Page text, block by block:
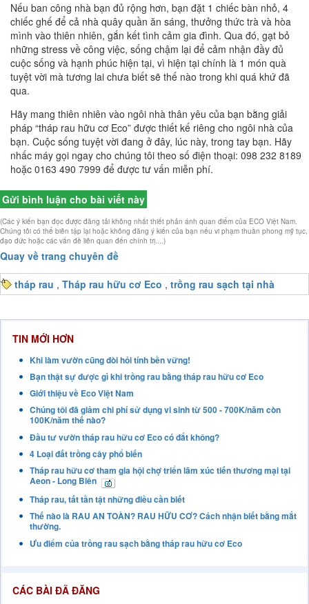
Nếu ban công nhà bạn đủ rộng hơn, bạn đặt 1 chiếc bàn nhỏ, 4
chiếc ghế để cả nhà quây quần ăn sáng, thưởng thức trà và hòa
mình vào thiên nhiên, gắn kết tình cảm gia đình. Qua đó, gạt bỏ
những stress về công việc, sống chậm lại để cảm nhận đầy đủ
cuộc sống và hạnh phúc hiện tại, vì hiện tại chính là 1 món quà
tuyệt vời mà tương lai chưa biết sẽ thế nào trong khi quá khứ đã
qua.
Hãy mang thiên nhiên vào ngôi nhà thân yêu của bạn bằng giải
pháp “tháp rau hữu cơ Eco” được thiết kế riêng cho ngôi nhà của
bạn. Cuộc sống tuyệt vời đang ở đây, lúc này, trong tay bạn. Hãy
nhấc máy gọi ngay cho chúng tôi theo số điện thoại: 098 232 8189
hoặc 0163 490 7999 để được tư vấn miễn phí.
Gửi bình luận cho bài viết này
(Các ý kiến bạn đọc được đăng tải không nhất thiết phản ánh quan điểm của ECO Việt Nam.
Chúng tôi có thể biên tập lại hoặc không đăng ý kiến của bạn nếu vi phạm thuần phong mỹ tục,
đạo đức hoặc các vấn đề liên quan đến chính trị....)
Quay về trang chuyên đề
tháp rau , Tháp rau hữu cơ Eco , trồng rau sạch tại nhà
TIN MỚI HƠN
Khi làm vườn cũng đòi hỏi tính bền vững!
Bạn thật sự được gì khi trồng rau bằng tháp rau hữu cơ Eco
Giới thiệu về Eco Việt Nam
Chúng tôi đã giảm chi phí sử dụng vi sinh từ 500 - 700K/năm còn
100K/năm thế nào?
Đầu tư vườn tháp rau hữu cơ Eco có đắt không?
4 Loại đất trồng cây phổ biến
Tháp rau hữu cơ tham gia hội chợ triển lãm xúc tiến thương mại tại
Aeon - Long Biên
Tháp rau, tất tần tật những điều cần biết
Thế nào là RAU AN TOÀN? RAU HỮU CƠ? Cách nhận biết bằng mắt
thường.
Ưu điểm của trồng rau sạch bằng tháp rau hữu cơ Eco
CÁC BÀI ĐÃ ĐĂNG